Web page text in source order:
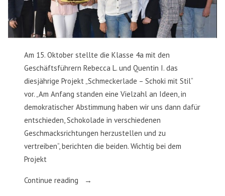
Am 15. Oktober stellte die Klasse 4a mit den
Geschäftsführern Rebecca L. und Quentin I. das
diesjährige Projekt „Schmeckerlade – Schoki mit Stil“
vor. „Am Anfang standen eine Vielzahl an Ideen, in
demokratischer Abstimmung haben wir uns dann dafür
entschieden, Schokolade in verschiedenen
Geschmacksrichtungen herzustellen und zu
vertreiben“, berichten die beiden. Wichtig bei dem
Projekt
Continue reading
„Schmeckerlade